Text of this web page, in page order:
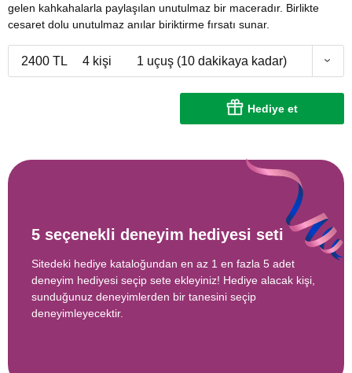
gelen kahkahalarla paylaşılan unutulmaz bir maceradır. Birlikte
cesaret dolu unutulmaz anılar biriktirme fırsatı sunar.
2400 TL 4 kişi 1 uçuş (10 dakikaya kadar)
Hediye et
5 seçenekli deneyim hediyesi seti
Sitedeki hediye kataloğundan en az 1 en fazla 5 adet
deneyim hediyesi seçip sete ekleyiniz! Hediye alacak kişi,
sunduğunuz deneyimlerden bir tanesini seçip
deneyimleyecektir.